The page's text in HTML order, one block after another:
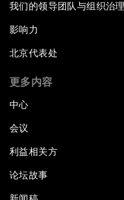
我们的领导团队与组织治理
影响力
北京代表处
更多内容
中心
会议
利益相关方
论坛故事